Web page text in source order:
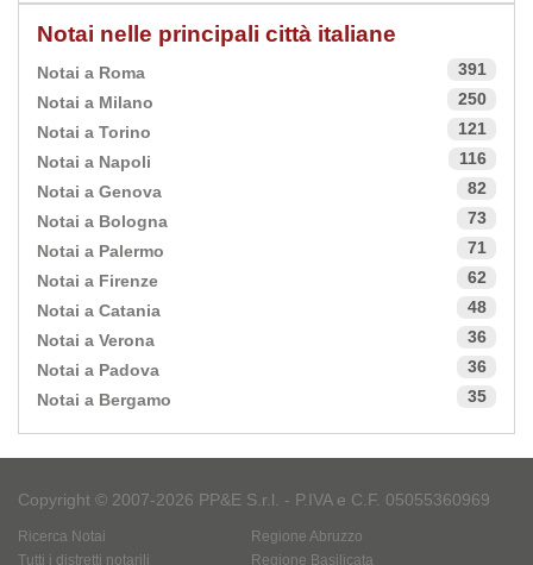
Notai nelle principali città italiane
Notai a Roma
391
Notai a Milano
250
Notai a Torino
121
Notai a Napoli
116
Notai a Genova
82
Notai a Bologna
73
Notai a Palermo
71
Notai a Firenze
62
Notai a Catania
48
Notai a Verona
36
Notai a Padova
36
Notai a Bergamo
35
Copyright © 2007-2026 PP&E S.r.l. - P.IVA e C.F. 05055360969
Ricerca Notai
Tutti i distretti notarili
Regione Abruzzo
Regione Basilicata